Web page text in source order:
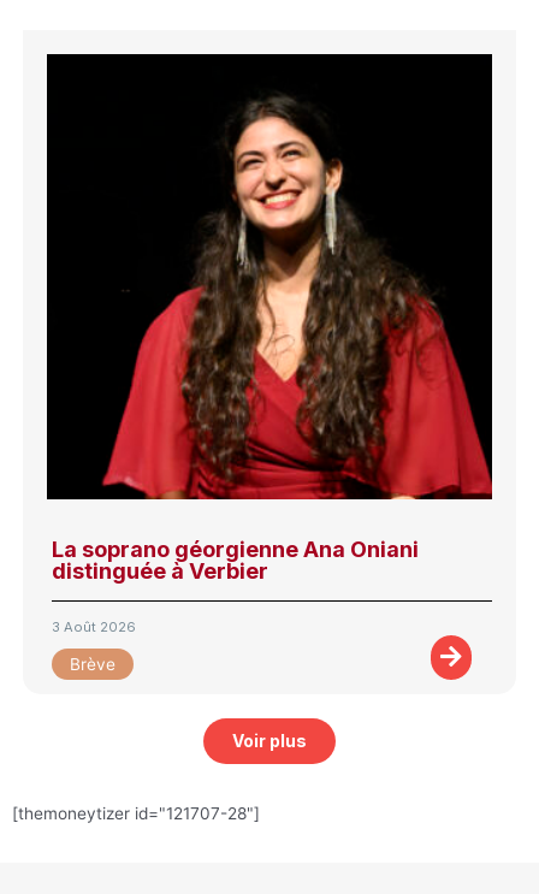
La soprano géorgienne Ana Oniani
distinguée à Verbier
3 Août 2026
Brève
Voir plus
[themoneytizer id="121707-28"]